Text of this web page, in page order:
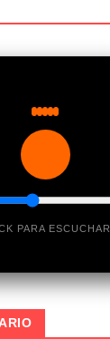
PARA ESCUCHAR